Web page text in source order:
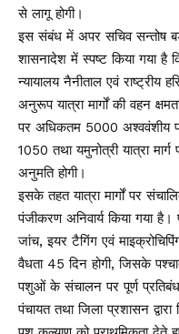
से लागू होगी।
इस संबंध में अपर सचिव सन्तोष
शासनादेश में स्पष्ट किया गया
न्यायालय नैनीताल एवं राष्ट्रीय
अनुरूप यात्रा मार्गों की वहन
पर अधिकतम 5000 अश्ववंशीय
1050 तथा यमुनोत्री यात्रा
अनुमति होगी।
इसके तहत यात्रा मार्गों पर
पंजीकरण अनिवार्य किया गया है।
जांच, इयर टैगिंग एवं
वैधता 45 दिन होगी, जिसके
पशुओं के संचालन पर पूर्ण
पंचायत तथा जिला प्रशासन द्वारा